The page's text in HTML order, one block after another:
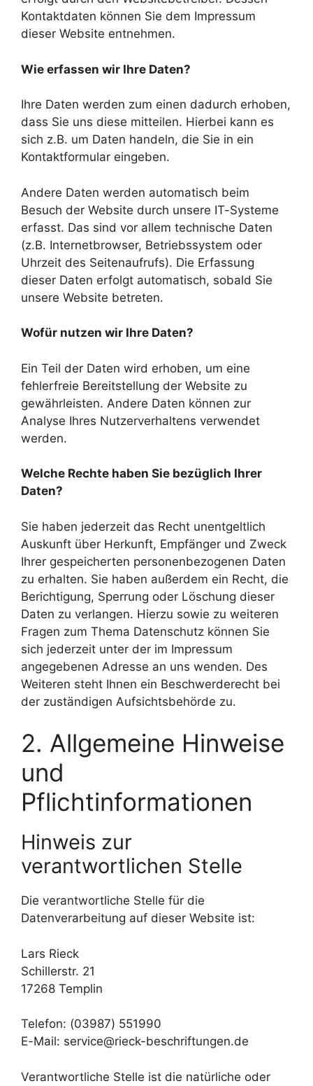
Kontaktdaten können Sie dem Impressum
dieser Website entnehmen.
Wie erfassen wir Ihre Daten?
Ihre Daten werden zum einen dadurch erhoben,
dass Sie uns diese mitteilen. Hierbei kann es
sich z.B. um Daten handeln, die Sie in ein
Kontaktformular eingeben.
Andere Daten werden automatisch beim
Besuch der Website durch unsere IT-Systeme
erfasst. Das sind vor allem technische Daten
(z.B. Internetbrowser, Betriebssystem oder
Uhrzeit des Seitenaufrufs). Die Erfassung
dieser Daten erfolgt automatisch, sobald Sie
unsere Website betreten.
Wofür nutzen wir Ihre Daten?
Ein Teil der Daten wird erhoben, um eine
fehlerfreie Bereitstellung der Website zu
gewährleisten. Andere Daten können zur
Analyse Ihres Nutzerverhaltens verwendet
werden.
Welche Rechte haben Sie bezüglich Ihrer
Daten?
Sie haben jederzeit das Recht unentgeltlich
Auskunft über Herkunft, Empfänger und Zweck
Ihrer gespeicherten personenbezogenen Daten
zu erhalten. Sie haben außerdem ein Recht, die
Berichtigung, Sperrung oder Löschung dieser
Daten zu verlangen. Hierzu sowie zu weiteren
Fragen zum Thema Datenschutz können Sie
sich jederzeit unter der im Impressum
angegebenen Adresse an uns wenden. Des
Weiteren steht Ihnen ein Beschwerderecht bei
der zuständigen Aufsichtsbehörde zu.
2. Allgemeine Hinweise
und
Pflichtinformationen
Hinweis zur
verantwortlichen Stelle
Die verantwortliche Stelle für die
Datenverarbeitung auf dieser Website ist:
Lars Rieck
Schillerstr. 21
17268 Templin
Telefon: (03987) 551990
E-Mail: service@rieck-beschriftungen.de
Verantwortliche Stelle ist die natürliche oder